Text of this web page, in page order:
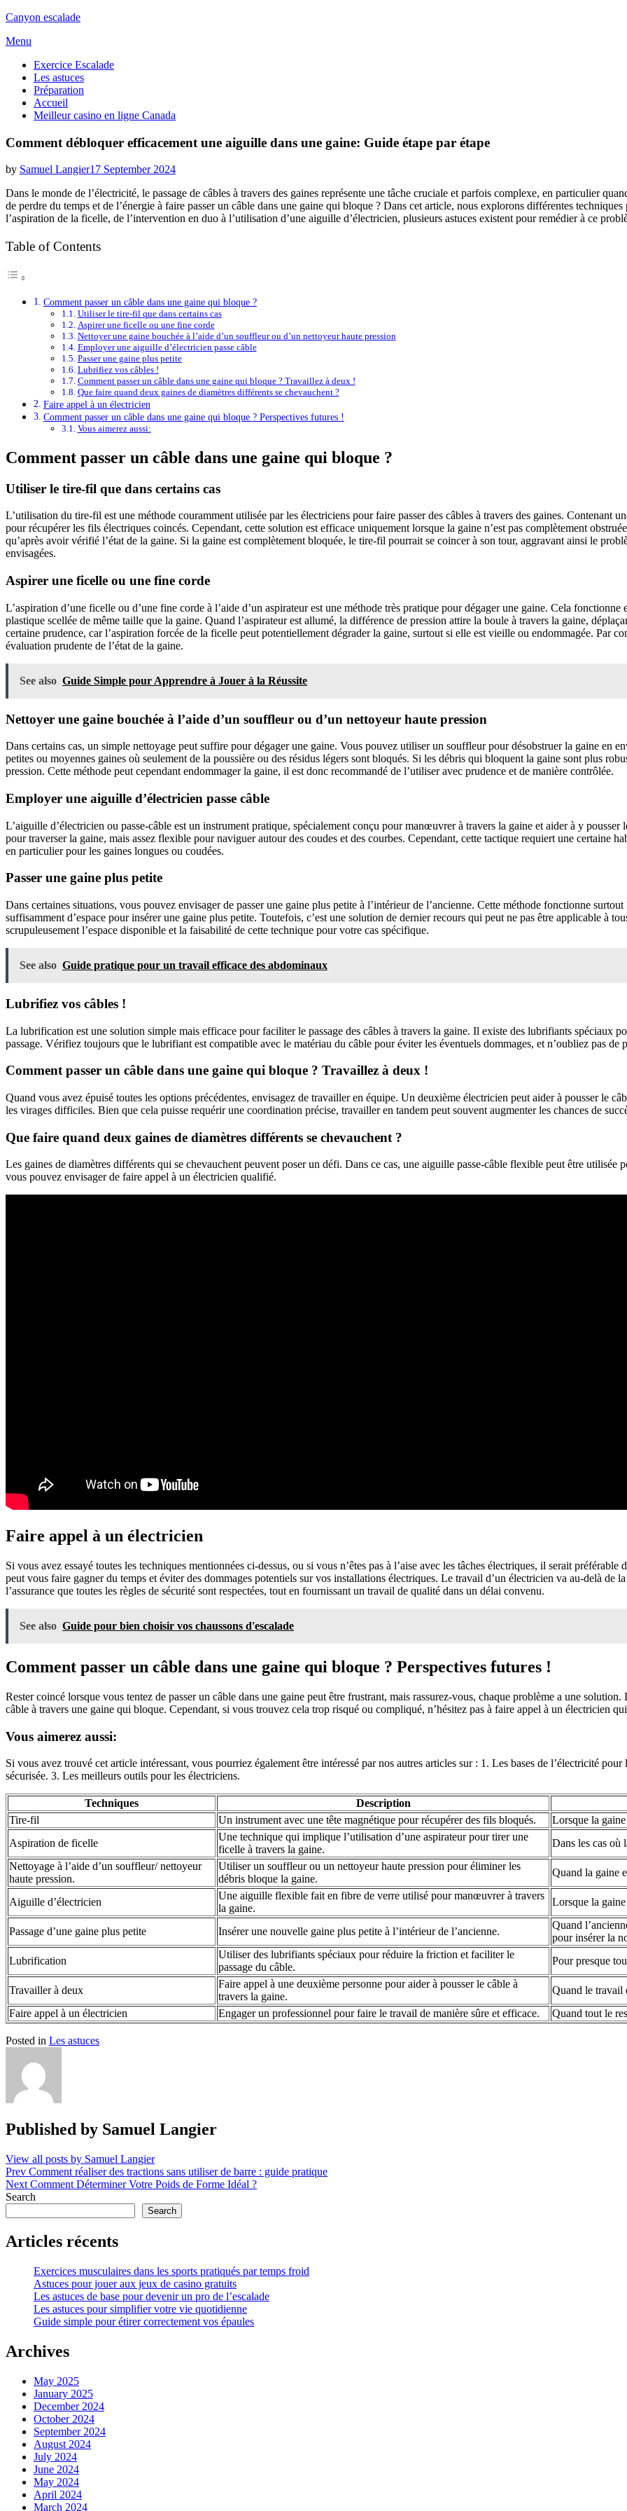
Canyon escalade
Skip
content
Menu
Exercice Escalade
Les astuces
Préparation
Accueil
Meilleur casino en ligne Canada
Comment débloquer efficacement une aiguille dans une gaine: Guide étape par étape
by Samuel LangierPosted
17 September 2024
Dans le monde de l’électricité, le passage de câbles à travers des gaines représente une tâche cruciale et parfois complexe, en particulier
de perdre du temps et de l’énergie à faire passer un câble dans une gaine qui bloque ? Dans cet article, nous explorons différentes
l’aspiration de la ficelle, de l’intervention en duo à l’utilisation d’une aiguille d’électricien, plusieurs astuces existent pour remédier à ce
Table of Contents
Comment passer un câble dans une gaine qui bloque ?
Utiliser le tire-fil que dans certains cas
Aspirer une ficelle ou une fine corde
Nettoyer une gaine bouchée à l’aide d’un souffleur ou d’un nettoyeur haute pression
Employer une aiguille d’électricien passe câble
Passer une gaine plus petite
Lubrifiez vos câbles !
Comment passer un câble dans une gaine qui bloque ? Travaillez à deux !
Que faire quand deux gaines de diamètres différents se chevauchent ?
Faire appel à un électricien
Comment passer un câble dans une gaine qui bloque ? Perspectives futures !
Vous aimerez aussi:
Comment passer un câble dans une gaine qui bloque ?
Utiliser le tire-fil que dans certains cas
L’utilisation du tire-fil est une méthode couramment utilisée par les électriciens pour faire passer des câbles à travers des gaines. Contenant
pour récupérer les fils électriques coincés. Cependant, cette solution est efficace uniquement lorsque la gaine n’est pas complètement
qu’après avoir vérifié l’état de la gaine. Si la gaine est complètement bloquée, le tire-fil pourrait se coincer à son tour, aggravant ainsi le
envisagées.
Aspirer une ficelle ou une fine corde
L’aspiration d’une ficelle ou d’une fine corde à l’aide d’un aspirateur est une méthode très pratique pour dégager une gaine. Cela
plastique scellée de même taille que la gaine. Quand l’aspirateur est allumé, la différence de pression attire la boule à travers la gaine,
certaine prudence, car l’aspiration forcée de la ficelle peut potentiellement dégrader la gaine, surtout si elle est vieille ou endommagée. Par
évaluation prudente de l’état de la gaine.
See also Guide Simple pour Apprendre à Jouer à la Réussite
Nettoyer une gaine bouchée à l’aide d’un souffleur ou d’un nettoyeur haute pression
Dans certains cas, un simple nettoyage peut suffire pour dégager une gaine. Vous pouvez utiliser un souffleur pour désobstruer la gaine en
petites ou moyennes gaines où seulement de la poussière ou des résidus légers sont bloqués. Si les débris qui bloquent la gaine sont plus
pression. Cette méthode peut cependant endommager la gaine, il est donc recommandé de l’utiliser avec prudence et de manière contrôlée.
Employer une aiguille d’électricien passe câble
L’aiguille d’électricien ou passe-câble est un instrument pratique, spécialement conçu pour manœuvrer à travers la gaine et aider à y
pour traverser la gaine, mais assez flexible pour naviguer autour des coudes et des courbes. Cependant, cette tactique requiert une certaine
en particulier pour les gaines longues ou coudées.
Passer une gaine plus petite
Dans certaines situations, vous pouvez envisager de passer une gaine plus petite à l’intérieur de l’ancienne. Cette méthode fonctionne
suffisamment d’espace pour insérer une gaine plus petite. Toutefois, c’est une solution de dernier recours qui peut ne pas être applicable à
scrupuleusement l’espace disponible et la faisabilité de cette technique pour votre cas spécifique.
See also Guide pratique pour un travail efficace des abdominaux
Lubrifiez vos câbles !
La lubrification est une solution simple mais efficace pour faciliter le passage des câbles à travers la gaine. Il existe des lubrifiants spéciaux
passage. Vérifiez toujours que le lubrifiant est compatible avec le matériau du câble pour éviter les éventuels dommages, et n’oubliez pas de
Comment passer un câble dans une gaine qui bloque ? Travaillez à deux !
Quand vous avez épuisé toutes les options précédentes, envisagez de travailler en équipe. Un deuxième électricien peut aider à pousser le
les virages difficiles. Bien que cela puisse requérir une coordination précise, travailler en tandem peut souvent augmenter les chances de
Que faire quand deux gaines de diamètres différents se chevauchent ?
Les gaines de diamètres différents qui se chevauchent peuvent poser un défi. Dans ce cas, une aiguille passe-câble flexible peut être utilisée
vous pouvez envisager de faire appel à un électricien qualifié.
Faire appel à un électricien
Si vous avez essayé toutes les techniques mentionnées ci-dessus, ou si vous n’êtes pas à l’aise avec les tâches électriques, il serait
peut vous faire gagner du temps et éviter des dommages potentiels sur vos installations électriques. Le travail d’un électricien va au-delà de
l’assurance que toutes les règles de sécurité sont respectées, tout en fournissant un travail de qualité dans un délai convenu.
See also Guide pour bien choisir vos chaussons d'escalade
Comment passer un câble dans une gaine qui bloque ? Perspectives futures !
Rester coincé lorsque vous tentez de passer un câble dans une gaine peut être frustrant, mais rassurez-vous, chaque problème a une
câble à travers une gaine qui bloque. Cependant, si vous trouvez cela trop risqué ou compliqué, n’hésitez pas à faire appel à un électricien
Vous aimerez aussi:
Si vous avez trouvé cet article intéressant, vous pourriez également être intéressé par nos autres articles sur : 1. Les bases de l’électricité
sécurisée. 3. Les meilleurs outils pour les électriciens.
Techniques Description
Tire-fil
Un instrument avec une tête magnétique pour récupérer des fils bloqués.
Lorsque la gaine
Aspiration de ficelle
Une technique qui implique l’utilisation d’une aspirateur pour tirer une
ficelle à travers la gaine.
Dans les cas où
Nettoyage à l’aide d’un souffleur/ nettoyeur
haute pression.
Utiliser un souffleur ou un nettoyeur haute pression pour éliminer les
débris bloque la gaine.
Quand la gaine
Aiguille d’électricien
Une aiguille flexible fait en fibre de verre utilisé pour manœuvrer à travers
la gaine.
Lorsque la
Passage d’une gaine plus petite Insérer une nouvelle gaine plus petite à l’intérieur de l’ancienne.
Quand
pour insérer la
Lubrification
Utiliser des lubrifiants spéciaux pour réduire la friction et faciliter le
passage du câble.
Pour presque
Travailler à deux
Faire appel à une deuxième personne pour aider à pousser le câble à
travers la gaine.
Quand le travail
Faire appel à un électricien
Engager un professionnel pour faire le travail de manière sûre et efficace. Quand tout le
Posted in Les astuces
Published by Samuel Langier
View all posts by Samuel Langier
Post
navigation
Prev Comment réaliser des tractions sans utiliser de barre : guide pratique
Next Comment Déterminer Votre Poids de Forme Idéal ?
Search
Search
Articles récents
Exercices musculaires dans les sports pratiqués par temps froid
Astuces pour jouer aux jeux de casino gratuits
Les astuces de base pour devenir un pro de l’escalade
Les astuces pour simplifier votre vie quotidienne
Guide simple pour étirer correctement vos épaules
Archives
May 2025
January 2025
December 2024
October 2024
September 2024
August 2024
July 2024
June 2024
May 2024
April 2024
March 2024